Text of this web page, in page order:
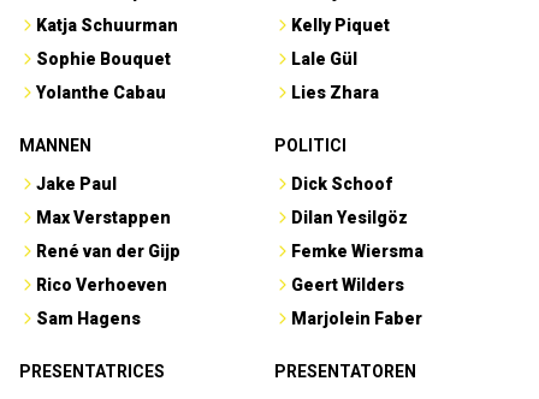
Katja Schuurman
Sophie Bouquet
Yolanthe Cabau
Kelly Piquet
Lale Gül
Lies Zhara
MANNEN
Jake Paul
Max Verstappen
René van der Gijp
Rico Verhoeven
Sam Hagens
POLITICI
Dick Schoof
Dilan Yesilgöz
Femke Wiersma
Geert Wilders
Marjolein Faber
PRESENTATRICES
PRESENTATOREN